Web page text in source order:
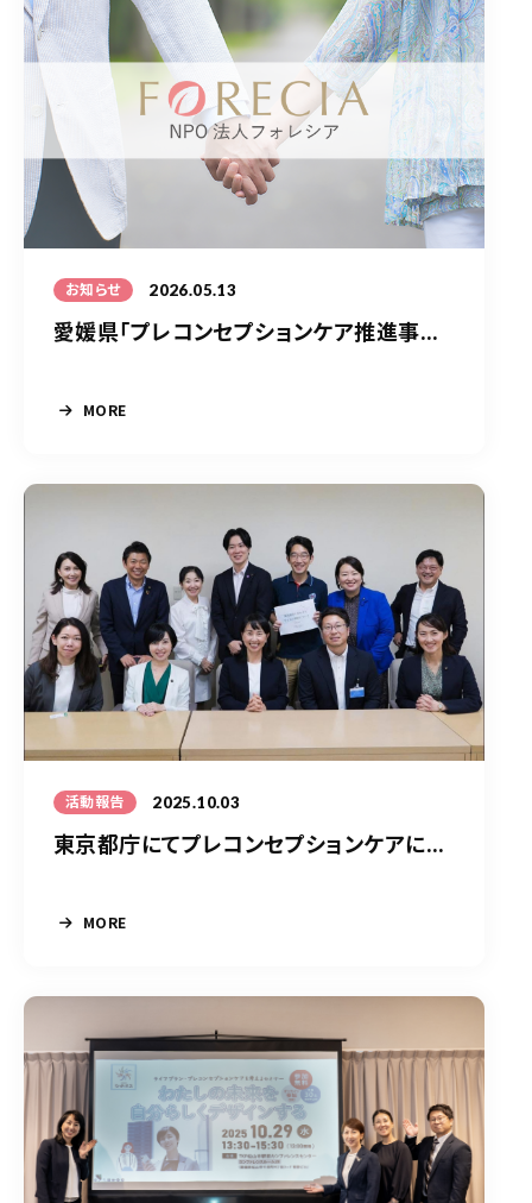
お知らせ 2026.05.13
愛媛県「プレコンセプションケア推進事...
MORE
活動報告 2025.10.03
東京都庁にてプレコンセプションケアに...
MORE